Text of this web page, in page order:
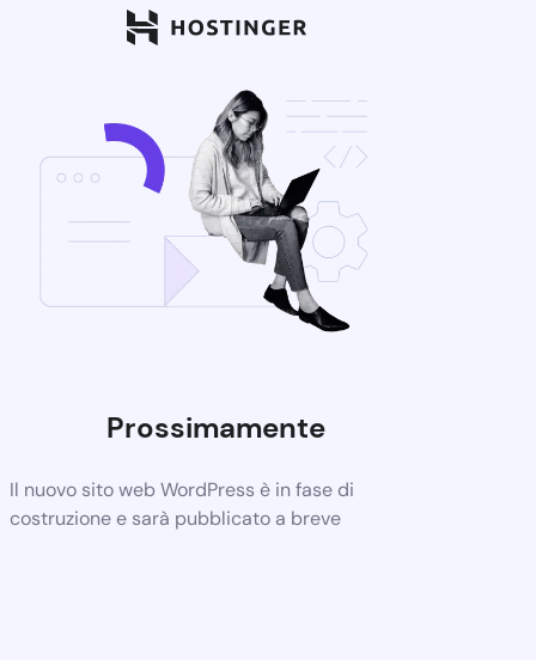
Prossimamente
Il nuovo sito web WordPress è in fase di
costruzione e sarà pubblicato a breve